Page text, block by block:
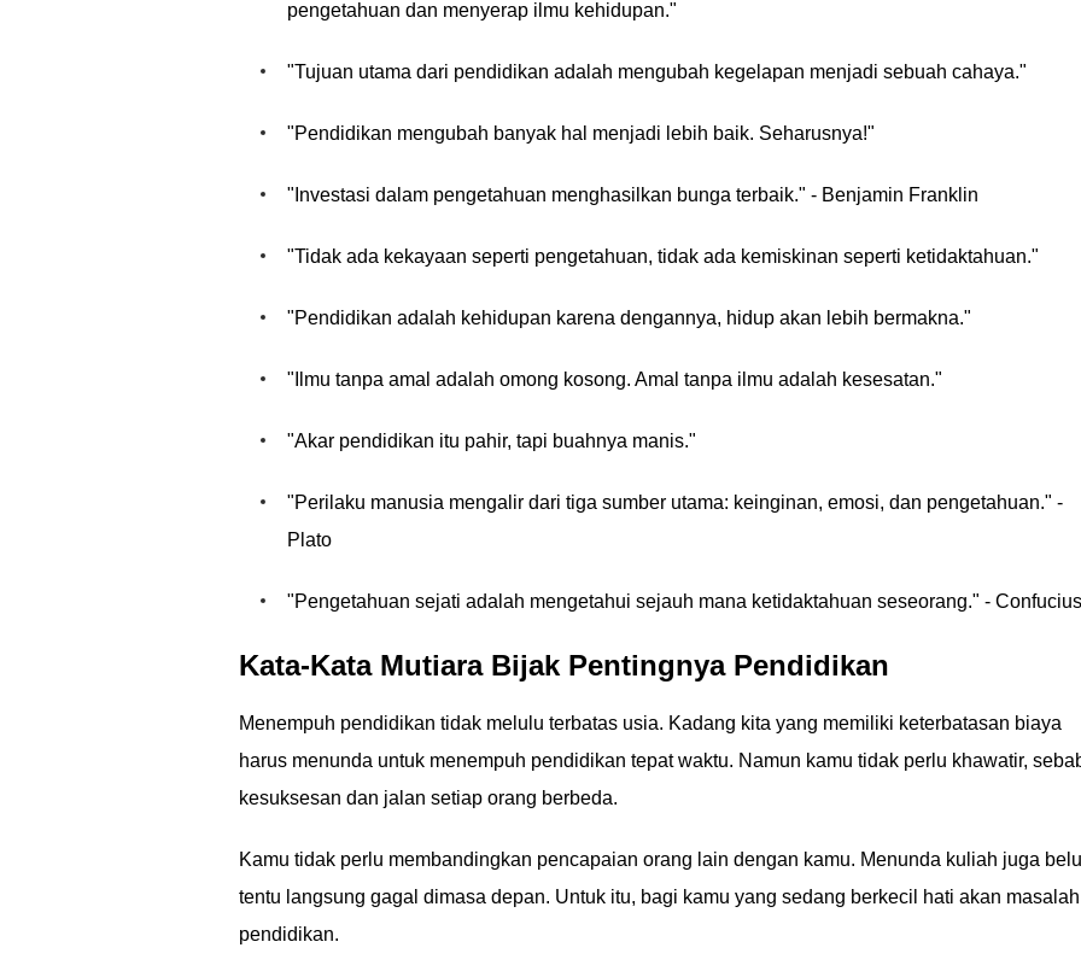
pengetahuan dan menyerap ilmu kehidupan."
"Tujuan utama dari pendidikan adalah mengubah kegelapan menjadi sebuah cahaya."
"Pendidikan mengubah banyak hal menjadi lebih baik. Seharusnya!"
"Investasi dalam pengetahuan menghasilkan bunga terbaik." - Benjamin Franklin
"Tidak ada kekayaan seperti pengetahuan, tidak ada kemiskinan seperti ketidaktahuan."
"Pendidikan adalah kehidupan karena dengannya, hidup akan lebih bermakna."
"Ilmu tanpa amal adalah omong kosong. Amal tanpa ilmu adalah kesesatan."
"Akar pendidikan itu pahir, tapi buahnya manis."
"Perilaku manusia mengalir dari tiga sumber utama: keinginan, emosi, dan pengetahuan." -
Plato
"Pengetahuan sejati adalah mengetahui sejauh mana ketidaktahuan seseorang." - Confucius
Kata-Kata Mutiara Bijak Pentingnya Pendidikan
Menempuh pendidikan tidak melulu terbatas usia. Kadang kita yang memiliki keterbatasan biaya
harus menunda untuk menempuh pendidikan tepat waktu. Namun kamu tidak perlu khawatir,
kesuksesan dan jalan setiap orang berbeda.
Kamu tidak perlu membandingkan pencapaian orang lain dengan kamu. Menunda kuliah juga
tentu langsung gagal dimasa depan. Untuk itu, bagi kamu yang sedang berkecil hati akan masalah
pendidikan.